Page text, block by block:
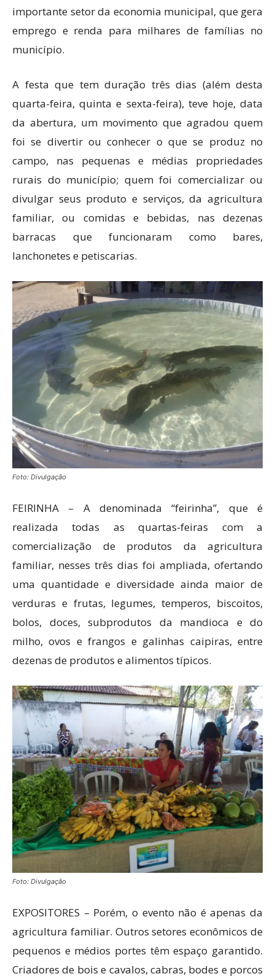
importante setor da economia municipal, que gera
emprego e renda para milhares de famílias no
município.
A festa que tem duração três dias (além desta
quarta-feira, quinta e sexta-feira), teve hoje, data
da abertura, um movimento que agradou quem
foi se divertir ou conhecer o que se produz no
campo, nas pequenas e médias propriedades
rurais do município; quem foi comercializar ou
divulgar seus produto e serviços, da agricultura
familiar, ou comidas e bebidas, nas dezenas
barracas que funcionaram como bares,
lanchonetes e petiscarias.
Foto: Divulgação
FEIRINHA – A denominada “feirinha”, que é
realizada todas as quartas-feiras com a
comercialização de produtos da agricultura
familiar, nesses três dias foi ampliada, ofertando
uma quantidade e diversidade ainda maior de
verduras e frutas, legumes, temperos, biscoitos,
bolos, doces, subprodutos da mandioca e do
milho, ovos e frangos e galinhas caipiras, entre
dezenas de produtos e alimentos típicos.
Foto: Divulgação
EXPOSITORES – Porém, o evento não é apenas da
agricultura familiar. Outros setores econômicos de
pequenos e médios portes têm espaço garantido.
Criadores de bois e cavalos, cabras, bodes e porcos